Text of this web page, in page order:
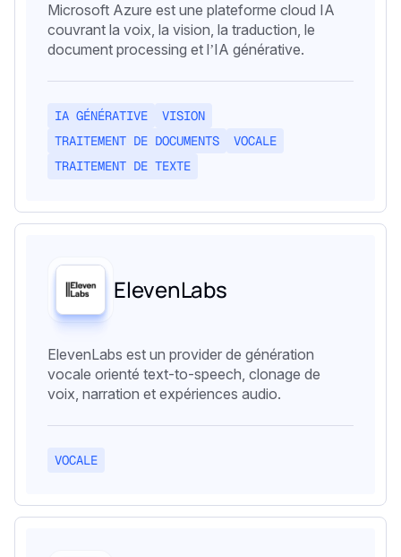
Microsoft Azure est une plateforme cloud IA
couvrant la voix, la vision, la traduction, le
document processing et l’IA générative.
IA GÉNÉRATIVE
VISION
TRAITEMENT DE DOCUMENTS
VOCALE
TRAITEMENT DE TEXTE
ElevenLabs
ElevenLabs est un provider de génération
vocale orienté text-to-speech, clonage de
voix, narration et expériences audio.
VOCALE